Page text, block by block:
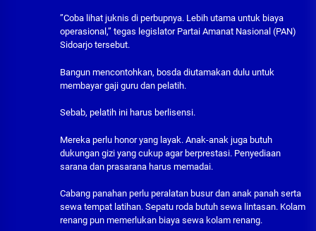
”Coba lihat juknis di perbupnya. Lebih utama untuk biaya
operasional,” tegas legislator Partai Amanat Nasional (PAN)
Sidoarjo tersebut.
Bangun mencontohkan, bosda diutamakan dulu untuk
membayar gaji guru dan pelatih.
Sebab, pelatih ini harus berlisensi.
Mereka perlu honor yang layak. Anak-anak juga butuh
dukungan gizi yang cukup agar berprestasi. Penyediaan
sarana dan prasarana harus memadai.
Cabang panahan perlu peralatan busur dan anak panah serta
sewa tempat latihan. Sepatu roda butuh sewa lintasan. Kolam
renang pun memerlukan biaya sewa kolam renang.